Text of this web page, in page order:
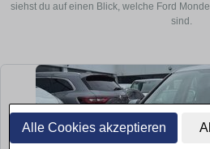
Alle Cookies akzeptieren
siehst du auf einen Blick, welche Ford
sind.